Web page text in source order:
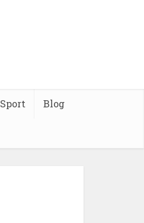
Sport Blog